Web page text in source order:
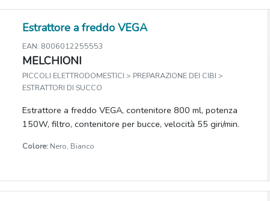
Estrattore a freddo VEGA
EAN: 8006012255553
MELCHIONI
PICCOLI ELETTRODOMESTICI > PREPARAZIONE DEI CIBI >
ESTRATTORI DI SUCCO
Estrattore a freddo VEGA, contenitore 800 ml, potenza
150W, filtro, contenitore per bucce, velocità 55 giri/min.
Colore: Nero, Bianco